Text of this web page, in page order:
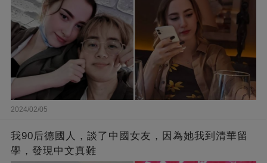
2024/02/05
我90后德國人，談了中國女友，因為她我到清華留
學，發現中文真難